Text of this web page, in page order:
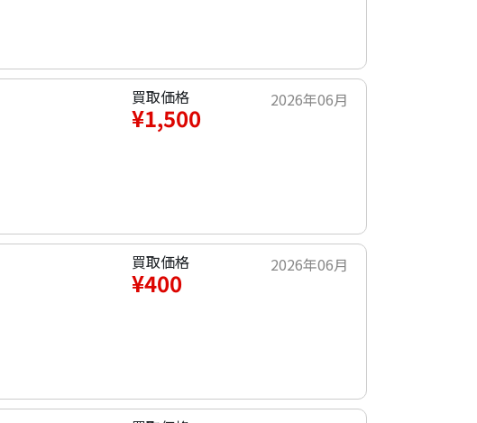
買取価格
¥1,500
2026年06月
買取価格
¥400
2026年06月